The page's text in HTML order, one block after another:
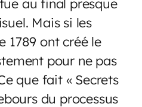
Mais si les
1789 ont créé le
pour ne pas
que fait « Secrets
du processus